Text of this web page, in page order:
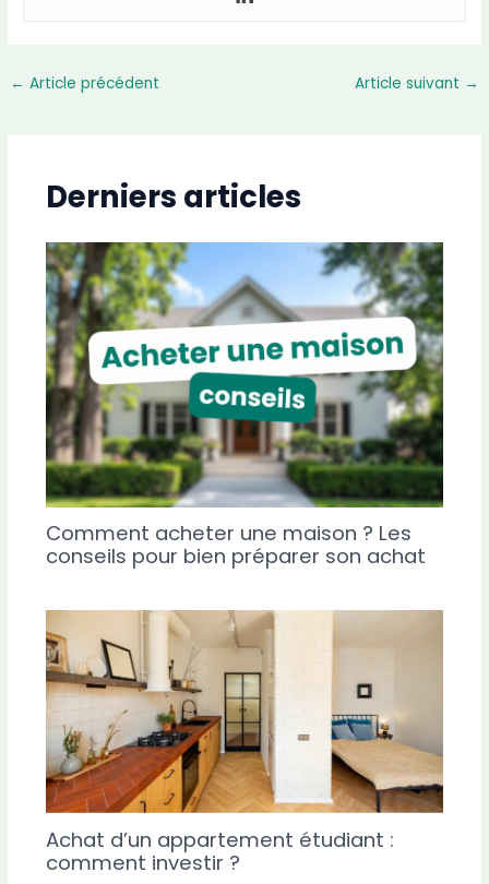
← Article précédent Article suivant →
Derniers articles
Comment acheter une maison ? Les
conseils pour bien préparer son achat
Achat d’un appartement étudiant :
comment investir ?